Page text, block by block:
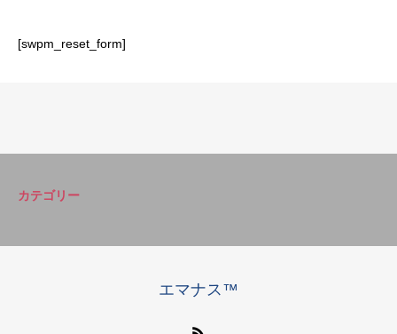
[swpm_reset_form]
カテゴリー
エマナス™